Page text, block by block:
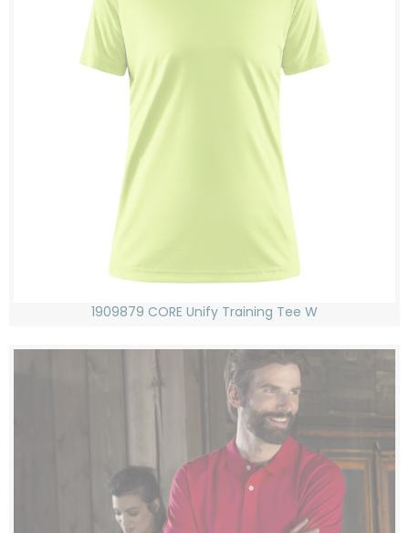
1909879 CORE Unify Training Tee W